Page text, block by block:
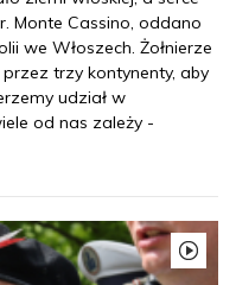
Monte Cassino, oddano
we Włoszech. Żołnierze
trzy kontynenty, aby
udział w
od nas zależy -